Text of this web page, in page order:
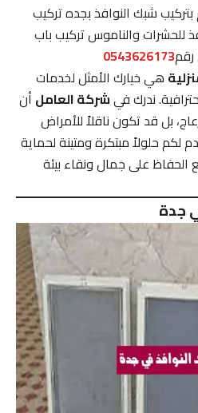
شبك النوافذ بجده تركيب
والناموس تركيب باب
0543626173
هي خيارك الأمثل لخدمات
ندرك فيشركة العاملأن
بل قد تكون ناقلاً للأمراض
حلولاً مبتكرة ومتينة لحماية
على جمال ونقاء بيئة